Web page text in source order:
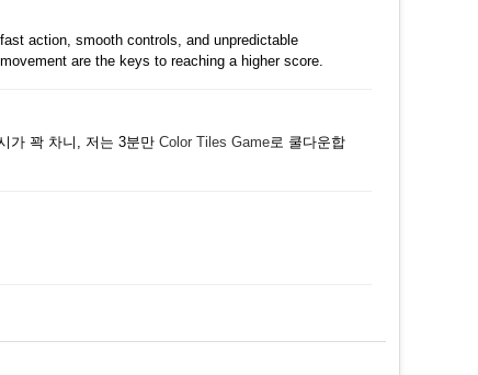
action, smooth controls, and unpredictable
are the keys to reaching a higher score.
가 꽉 차니, 저는 3분만 Color Tiles Game로 쿨다운합